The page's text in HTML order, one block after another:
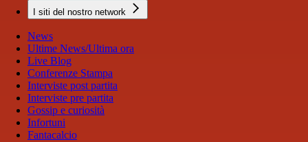
I siti del nostro network
News
Ultime News/Ultima ora
Live Blog
Conferenze Stampa
Interviste post partita
Interviste pre partita
Gossip e curiosità
Infortuni
Fantacalcio